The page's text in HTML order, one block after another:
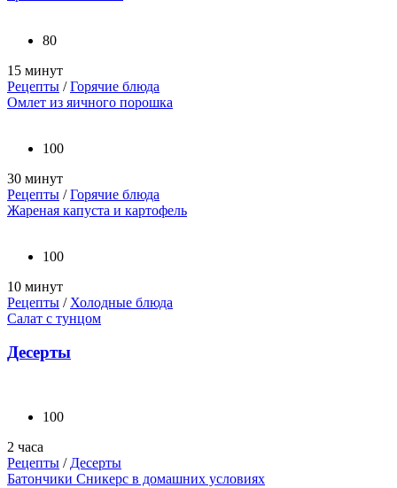
80
15 минут
Рецепты /Горячие блюда
Омлет из яичного порошка
100
30 минут
Рецепты /Горячие блюда
Жареная капуста и картофель
100
10 минут
Рецепты / Холодные блюда
Салат с тунцом
Десерты
100
2 часа
Рецепты / Десерты
Батончики Сникерс в домашних условиях